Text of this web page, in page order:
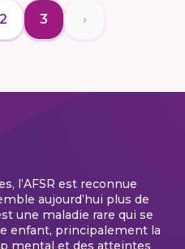
2 3 ›
l’AFSR est reconnue
aujourd’hui plus de
une maladie rare qui se
enfant, principalement la
mental et des atteintes